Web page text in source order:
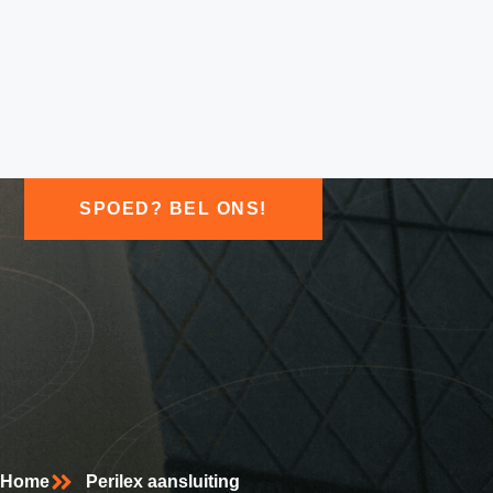
SPOED? BEL ONS!
Home Perilex aansluiting